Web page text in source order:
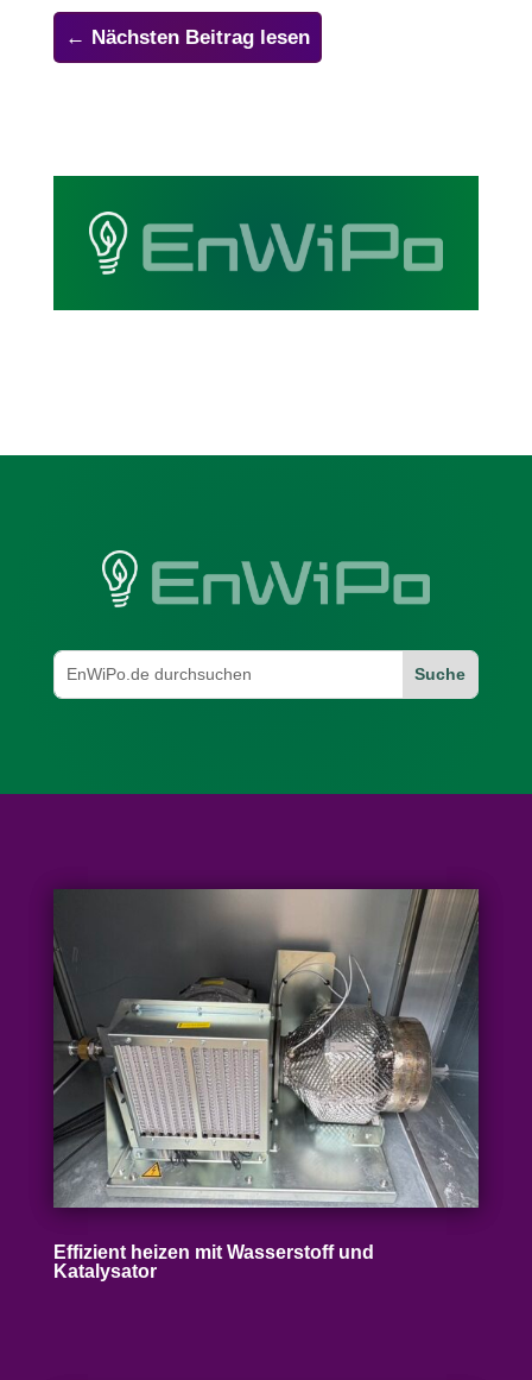
← Nächsten Beitrag lesen
Effizient heizen mit Wasser­stoff und
Katalysator